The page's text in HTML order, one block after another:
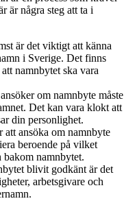
är några steg att ta i
är det viktigt att känna
i Sverige. Det finns
namnbytet ska vara
om namnbyte måste
Det kan vara klokt att
din personlighet.
att ansöka om namnbyte
beroende på vilket
namnbytet.
blivit godkänt är det
arbetsgivare och